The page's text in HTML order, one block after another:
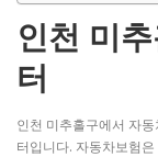
인천 미
터
인천 미추홀구에서 자
터입니다. 자동차보험